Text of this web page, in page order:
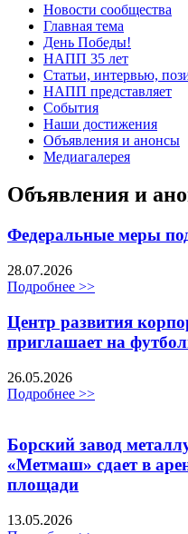
Новости сообщества
Главная тема
День Победы!
НАПП 35 лет
Статьи, интервью,
НАПП представляет
События
Наши достижения
Объявления и анонсы
Медиагалерея
Объявления и
Федеральные меры
28.07.2026
Подробнее >>
Центр развития
приглашает на
26.05.2026
Подробнее >>
Борский завод
«Метмаш» сдает в
площади
13.05.2026